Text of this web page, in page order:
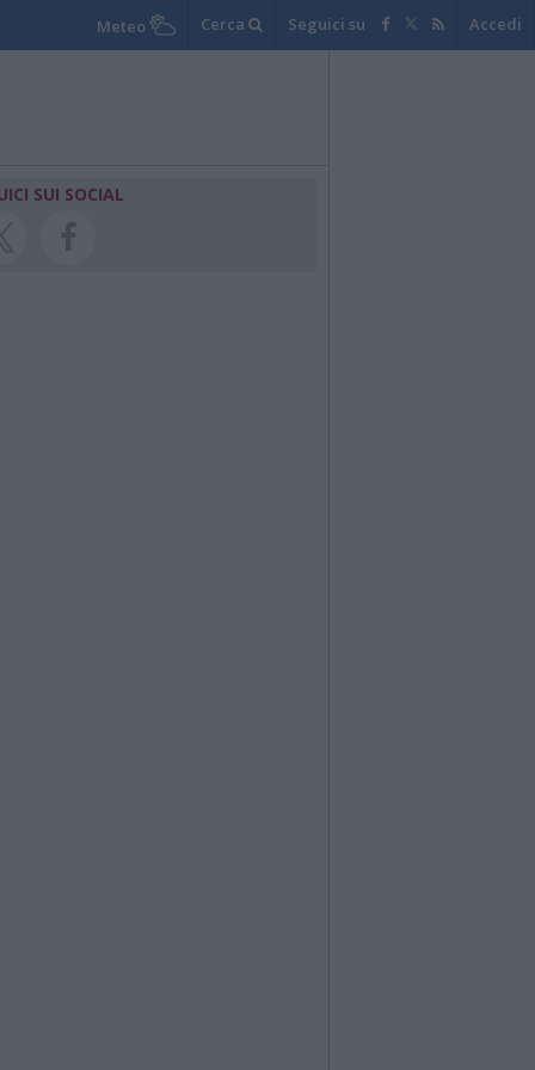
Meteo Cerca Seguici su Accedi
SUI SOCIAL